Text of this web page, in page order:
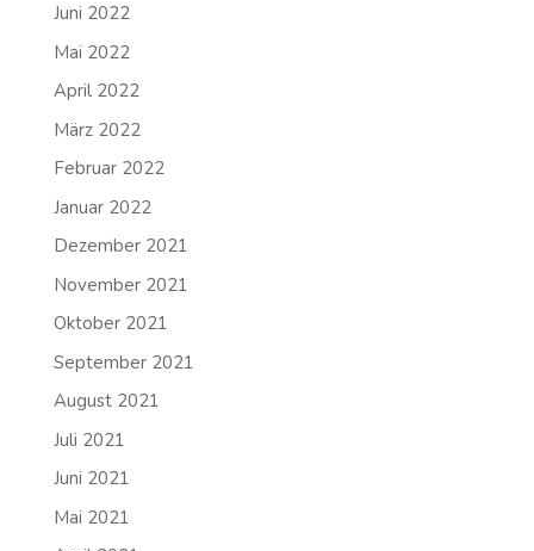
Juni 2022
Mai 2022
April 2022
März 2022
Februar 2022
Januar 2022
Dezember 2021
November 2021
Oktober 2021
September 2021
August 2021
Juli 2021
Juni 2021
Mai 2021